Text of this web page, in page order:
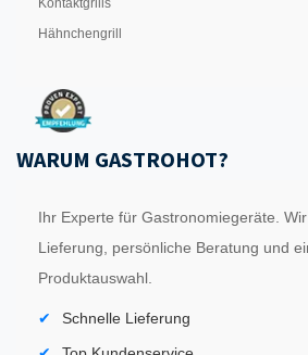
Kontaktgrills
Hähnchengrill
WARUM GASTROHOT?
Ihr Experte für Gastronomiegeräte.
Lieferung, persönliche Beratung und
Produktauswahl.
Schnelle Lieferung